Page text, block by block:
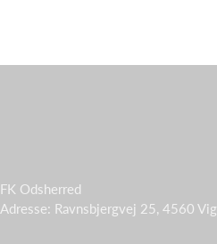
FK Odsherred
Adresse: Ravnsbjergvej 25, 4560 Vig